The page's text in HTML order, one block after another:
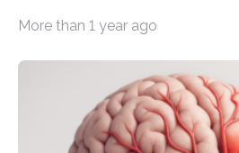
Überplanmäßige
Woche vom
anderem zur Unterstützung der
Industrieforschungsprogramme
Gemeinschaftsforschung (IGF),
More than 1 year ago